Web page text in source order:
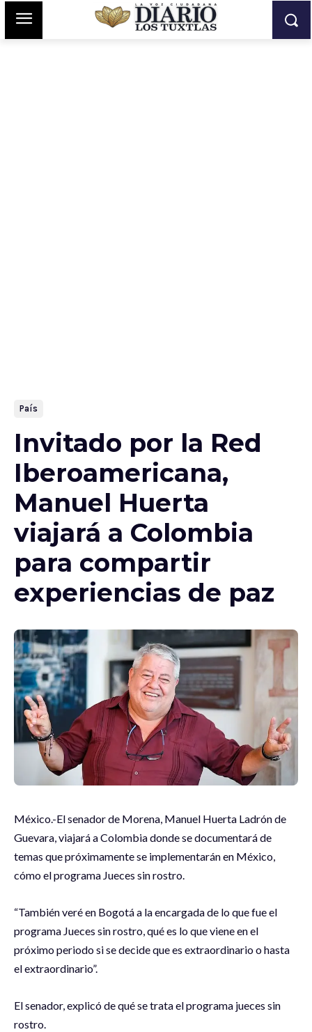
País
Invitado por la Red
Iberoamericana,
Manuel Huerta
viajará a Colombia
para compartir
experiencias de paz
México.-El senador de Morena, Manuel Huerta Ladrón de
Guevara, viajará a Colombia donde se documentará de
temas que próximamente se implementarán en México,
cómo el programa Jueces sin rostro.
“También veré en Bogotá a la encargada de lo que fue el
programa Jueces sin rostro, qué es lo que viene en el
próximo periodo si se decide que es extraordinario o hasta
el extraordinario”.
El senador, explicó de qué se trata el programa jueces sin
rostro.